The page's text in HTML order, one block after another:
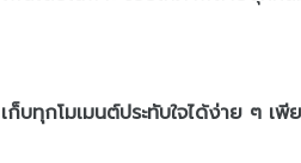
เก็บทุกโมเมนต์ประทับใจได้ง่าย ๆ เ